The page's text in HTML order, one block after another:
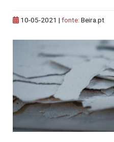
10-05-2021 | fonte: Beira.pt